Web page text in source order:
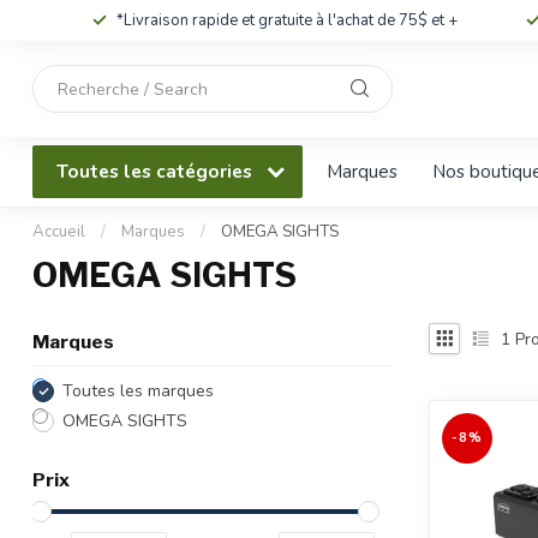
*Livraison rapide et gratuite à l'achat de 75$ et +
et
disponible.
Appuyez
accéder
Toutes les catégories Marques Nos
Accueil / Marques / OMEGA SIGHTS
OMEGA SIGHTS
Marques
Toutes les marques
OMEGA SIGHTS
Prix
1
-8%